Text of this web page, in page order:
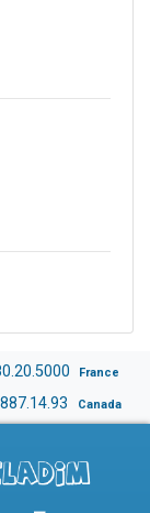
France
Canada